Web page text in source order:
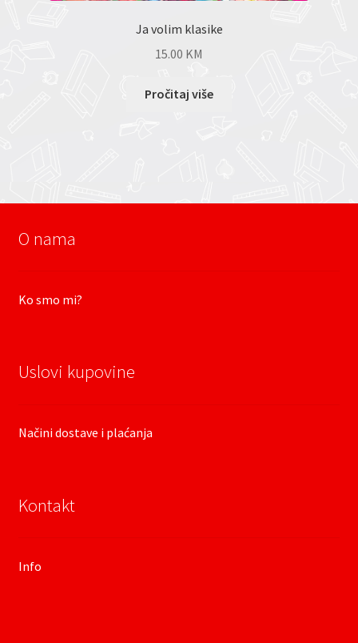
Ja volim klasike
15.00 KM
Pročitaj više
O nama
Ko smo mi?
Uslovi kupovine
Načini dostave i plaćanja
Kontakt
Info